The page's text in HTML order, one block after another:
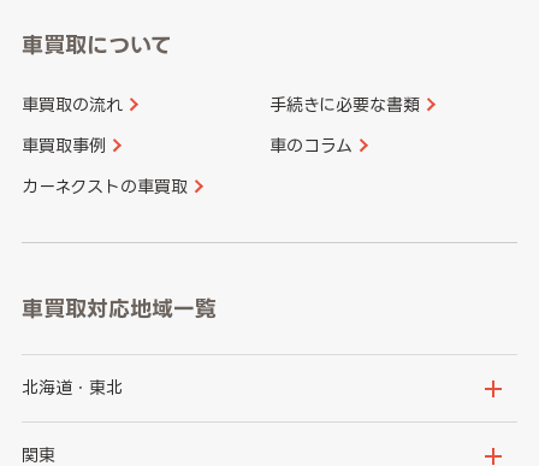
車買取について
車買取の流れ 手続きに必要な書類
車買取事例 車のコラム
カーネクストの車買取
車買取対応地域一覧
北海道・東北
北海道
関東